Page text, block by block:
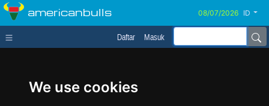
We use cookies
americanbulls ID
Daftar Masuk